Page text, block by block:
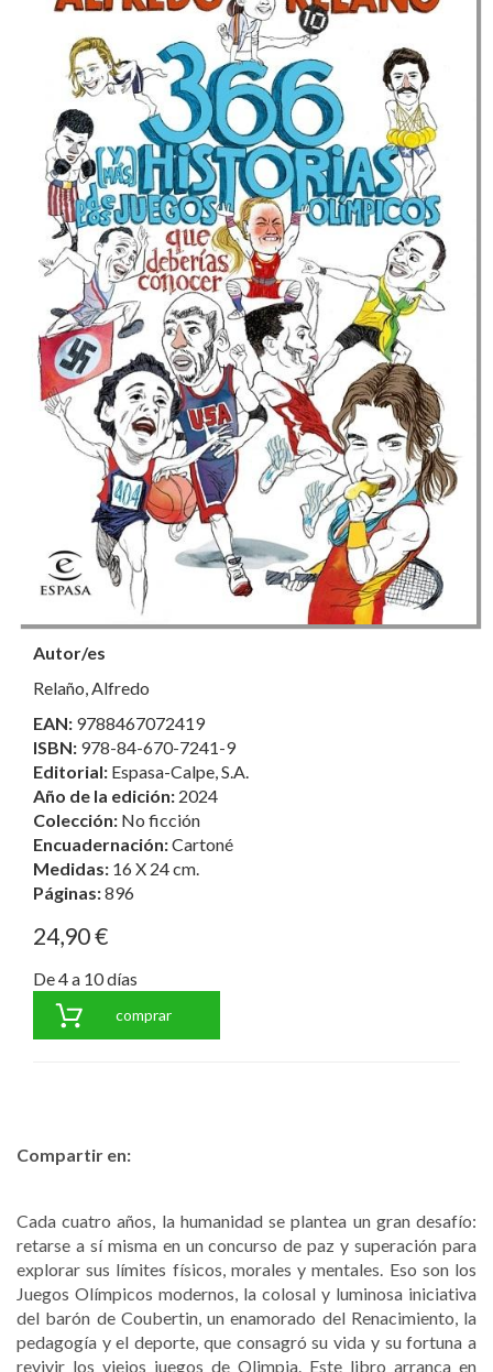
Autor/es
Relaño, Alfredo
EAN: 9788467072419
ISBN: 978-84-670-7241-9
Editorial: Espasa-Calpe, S.A.
Año de la edición: 2024
Colección: No ficción
Encuadernación:Cartoné
Medidas: 16 X 24 cm.
Páginas:896
24,90 €
De 4 a 10 días
comprar
Compartir en:
Cada cuatro años, la humanidad se plantea un gran desafío:
retarse a sí misma en un concurso de paz y superación para
explorar sus límites físicos, morales y mentales. Eso son los
Juegos Olímpicos modernos, la colosal y luminosa iniciativa
del barón de Coubertin, un enamorado del Renacimiento, la
pedagogía y el deporte, que consagró su vida y su fortuna a
revivir los viejos juegos de Olimpia. Este libro arranca en